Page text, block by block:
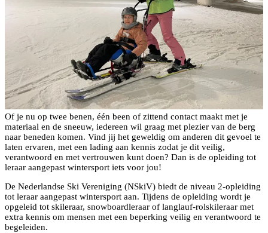
Of je nu op twee benen, één been of zittend contact maakt met je
materiaal en de sneeuw, iedereen wil graag met plezier van de berg
naar beneden komen. Vind jij het geweldig om anderen dit gevoel te
laten ervaren, met een lading aan kennis zodat je dit veilig,
verantwoord en met vertrouwen kunt doen? Dan is de opleiding tot
leraar aangepast wintersport iets voor jou!
De Nederlandse Ski Vereniging (NSkiV) biedt de niveau 2-opleiding
tot leraar aangepast wintersport aan. Tijdens de opleiding wordt je
opgeleid tot skileraar, snowboardleraar of langlauf-rolskileraar met
extra kennis om mensen met een beperking veilig en verantwoord te
begeleiden.